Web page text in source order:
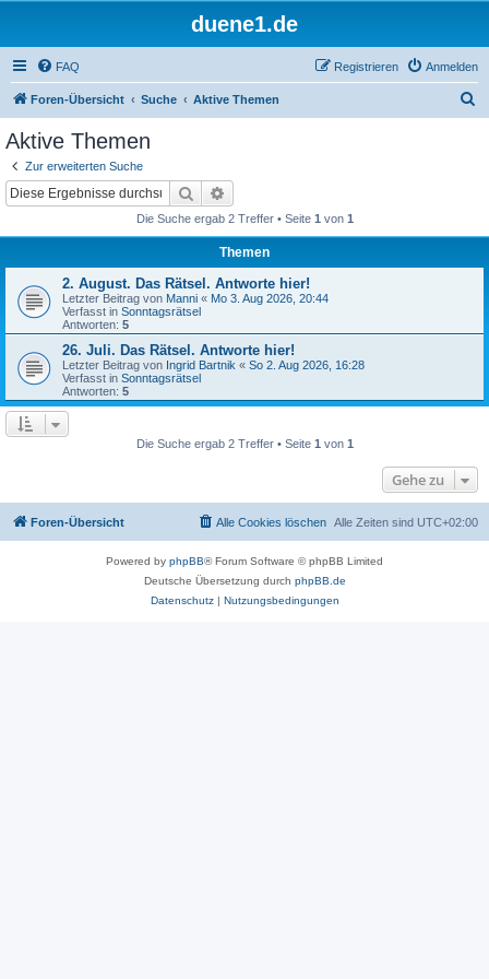
duene1.de
FAQ Anmelden
Registrieren
Foren-Übersicht Suche Aktive Themen
Aktive Themen
Zur erweiterten Suche
Suche
Die Suche ergab 2 Treffer • Seite 1 von 1
Themen
2. August. Das Rätsel. Antworte hier!
Letzter Beitrag von Manni « Mo 3. Aug 2026, 20:44
Verfasst in Sonntagsrätsel
Antworten: 5
26. Juli. Das Rätsel. Antworte hier!
Letzter Beitrag von Ingrid Bartnik « So 2. Aug 2026, 16:28
Verfasst in Sonntagsrätsel
Antworten: 5
Die Suche ergab 2 Treffer • Seite 1 von 1
Gehe zu
Foren-Übersicht Alle Zeiten sind UTC+02:00
Alle Cookies löschen
Powered by phpBB® Forum Software © phpBB Limited
Deutsche Übersetzung durch phpBB.de
Datenschutz| Nutzungsbedingungen